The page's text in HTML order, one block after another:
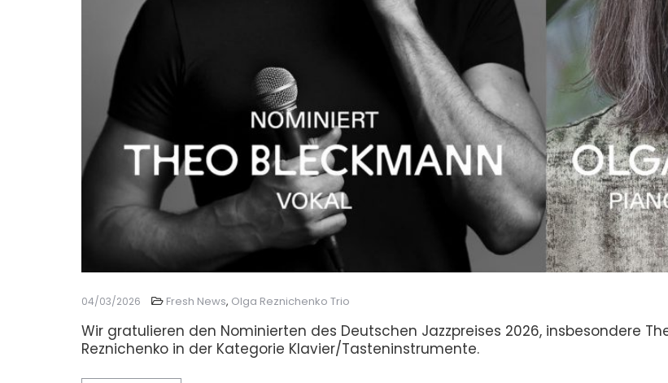
04/03/2026 Fresh News, Olga Reznichenko Trio
Wir gratulieren den Nominierten des Deutschen Jazzpreises 2026, insbesondere
Reznichenko in der Kategorie Klavier/Tasteninstrumente.